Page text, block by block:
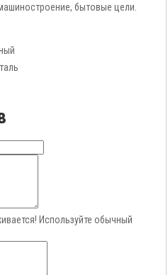
бытовые цели.
Используйте обычный